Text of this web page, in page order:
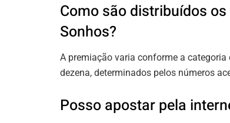
Como são distribuídos
Sonhos?
A premiação varia conforme a
dezena, determinados pelos números
Posso apostar pela